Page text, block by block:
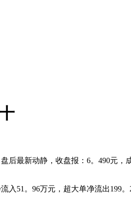
新动静，收盘报：6。490元，
。96万元，超大单净流出199。